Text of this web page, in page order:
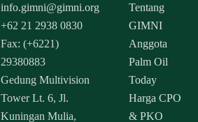
info.gimni@gimni.org
+62 21 2938 0830
Fax: (+6221)
29380883
Gedung Multivision
Tower Lt. 6, Jl.
Kuningan Mulia,
Tentang
GIMNI
Anggota
Palm Oil
Today
Harga CPO
& PKO